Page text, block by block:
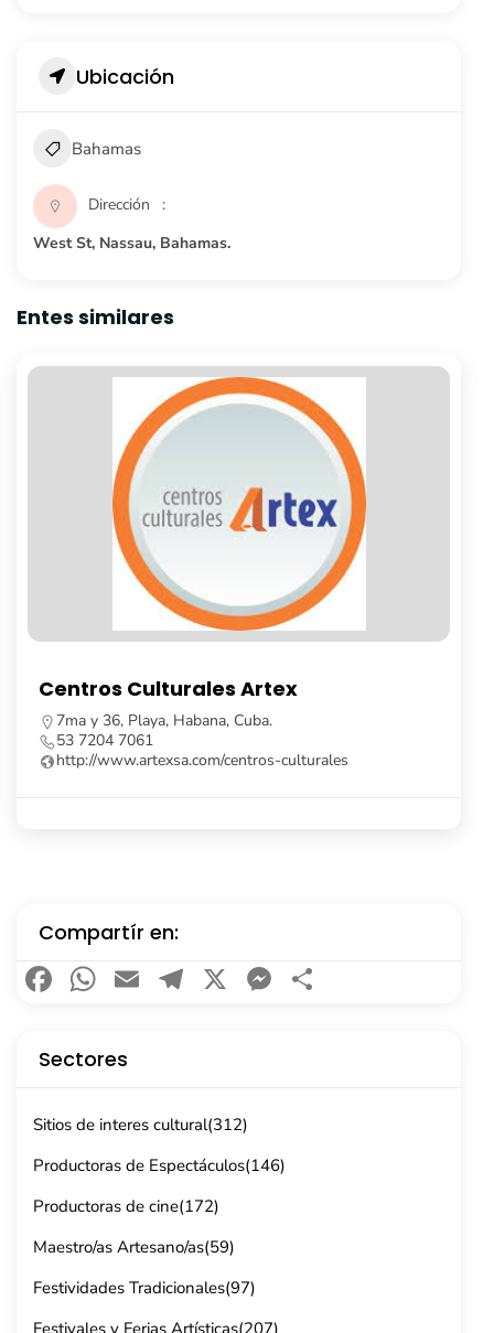
Ubicación
Bahamas
Dirección
West St, Nassau, Bahamas.
Entes similares
Librería Fayad Jamís
Calle Obispo, no. 261, e/ Cuba y Aguiar, La Habana
Vieja, Cuba.
53 7862 8091
Compartír en:
Facebook
WhatsApp
EmailTelegram
X Messenger
Sectores
Sitios de interes cultural(312)
Productoras de Espectáculos(146)
Productoras de cine(172)
Maestro/as Artesano/as(59)
Festividades Tradicionales(97)
Festivales y Ferias Artísticas(207)